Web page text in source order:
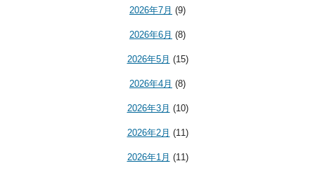
2026年7月 (9)
2026年6月 (8)
2026年5月 (15)
2026年4月 (8)
2026年3月 (10)
2026年2月 (11)
2026年1月 (11)